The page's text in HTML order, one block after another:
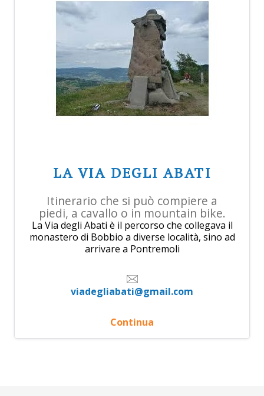
LA VIA DEGLI ABATI
Itinerario che si può compiere a
piedi, a cavallo o in mountain bike.
La Via degli Abati è il percorso che collegava il
monastero di Bobbio a diverse località, sino ad
arrivare a Pontremoli
viadegliabati@gmail.com
Continua